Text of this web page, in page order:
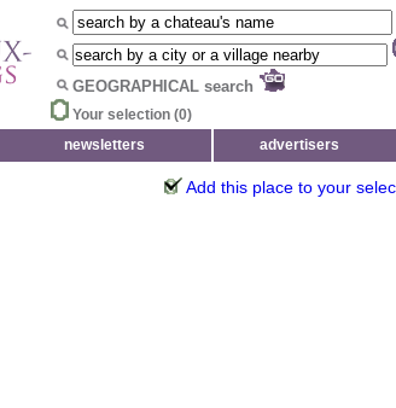
GEOGRAPHICAL search
Your selection (0)
newsletters advertisers
Add this place to your